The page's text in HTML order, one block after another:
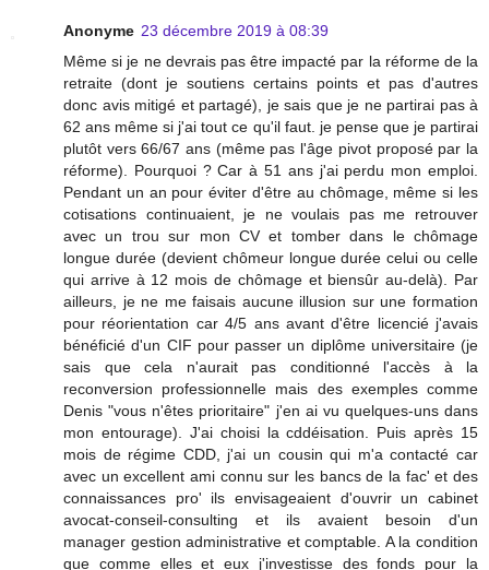
Anonyme 23 décembre 2019 à 08:39
Même si je ne devrais pas être impacté par la réforme de la
retraite (dont je soutiens certains points et pas d'autres
donc avis mitigé et partagé), je sais que je ne partirai pas à
62 ans même si j'ai tout ce qu'il faut. je pense que je partirai
plutôt vers 66/67 ans (même pas l'âge pivot proposé par la
réforme). Pourquoi ? Car à 51 ans j'ai perdu mon emploi.
Pendant un an pour éviter d'être au chômage, même si les
cotisations continuaient, je ne voulais pas me retrouver
avec un trou sur mon CV et tomber dans le chômage
longue durée (devient chômeur longue durée celui ou celle
qui arrive à 12 mois de chômage et biensûr au-delà). Par
ailleurs, je ne me faisais aucune illusion sur une formation
pour réorientation car 4/5 ans avant d'être licencié j'avais
bénéficié d'un CIF pour passer un diplôme universitaire (je
sais que cela n'aurait pas conditionné l'accès à la
reconversion professionnelle mais des exemples comme
Denis "vous n'êtes prioritaire" j'en ai vu quelques-uns dans
mon entourage). J'ai choisi la cddéisation. Puis après 15
mois de régime CDD, j'ai un cousin qui m'a contacté car
avec un excellent ami connu sur les bancs de la fac' et des
connaissances pro' ils envisageaient d'ouvrir un cabinet
avocat-conseil-consulting et ils avaient besoin d'un
manager gestion administrative et comptable. A la condition
que comme elles et eux j'investisse des fonds pour la